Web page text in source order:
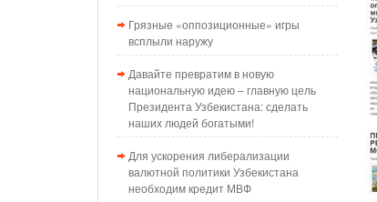
Грязные «оппозиционные» игры
всплыли наружу
Давайте превратим в новую
национальную идею – главную цель
Президента Узбекистана: сделать
наших людей богатыми!
Для ускорения либерализации
валютной политики Узбекистана
необходим кредит МВФ